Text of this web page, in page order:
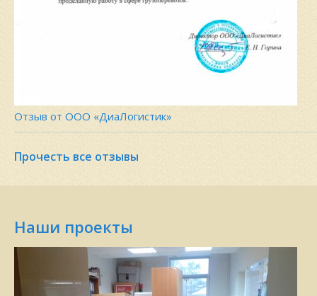
Отзыв от ООО «ДиаЛогистик»
Прочесть все отзывы
Наши проекты